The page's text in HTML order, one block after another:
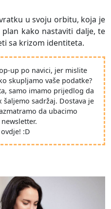
u svoju orbitu, koja je
kako nastaviti dalje, te
sa krizom identiteta.
up po navici, jer mislite
skupljamo vaše podatke?
samo imamo prijedlog da
sadržaj. Dostava je
da ubacimo
:D